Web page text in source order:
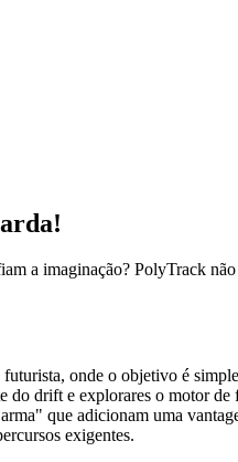
a imaginação? PolyTrack
onde o objetivo é
do drift e explorares o motor
que adicionam uma
exigentes.